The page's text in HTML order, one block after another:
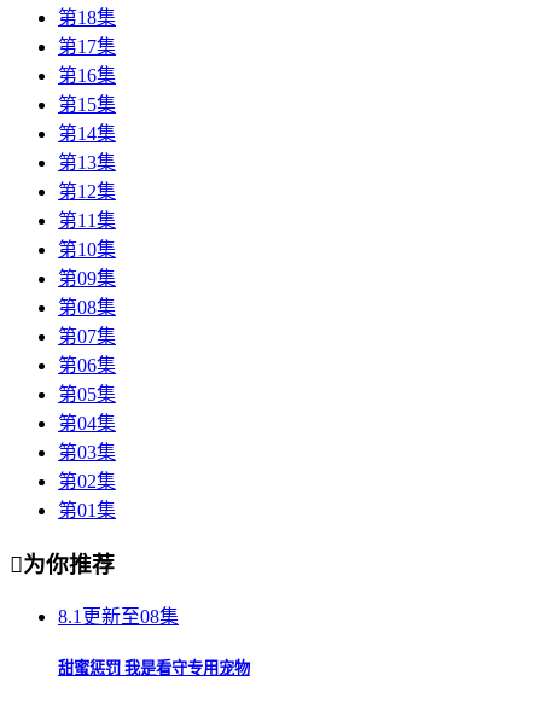
第18集
第17集
第16集
第15集
第14集
第13集
第12集
第11集
第10集
第09集
第08集
第07集
第06集
第05集
第04集
第03集
第02集
第01集
为你推荐
8.1 更新至08集
甜蜜惩罚 我是看守专用宠物